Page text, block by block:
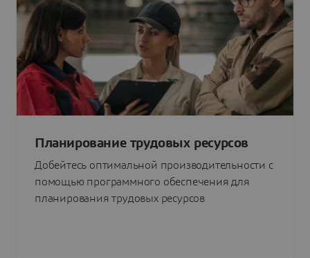
Планирование трудовых ресурсов
Добейтесь оптимальной производительности с
помощью программного обеспечения для
планирования трудовых ресурсов